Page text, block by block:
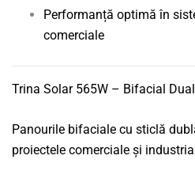
Performanță optimă în
comerciale
Trina Solar 565W – Bifacial
Panourile bifaciale cu sticlă
proiectele comerciale și